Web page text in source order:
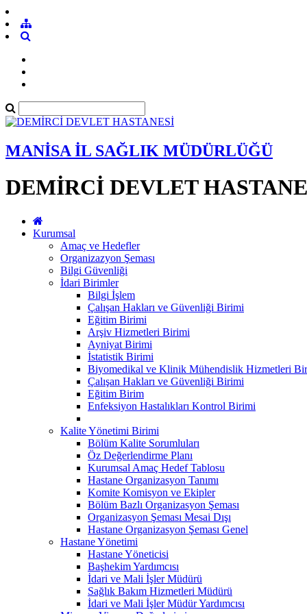
MANİSA İL SAĞLIK MÜDÜRLÜĞÜ
DEMİRCİ DEVLET
Kurumsal
Amaç ve Hedefler
Organizazyon Şeması
Bilgi Güvenliği
İdari Birimler
Bilgi İşlem
Çalışan Hakları ve Güvenliği Birimi
Eğitim Birimi
Arşiv Hizmetleri Birimi
Ayniyat Birimi
İstatistik Birimi
Biyomedikal ve Klinik Mühendislik Hizmetleri
Çalışan Hakları ve Güvenliği Birimi
Eğitim Birim
Enfeksiyon Hastalıkları Kontrol Birimi
Kalite Yönetimi Birimi
Bölüm Kalite Sorumluları
Öz Değerlendirme Planı
Kurumsal Amaç Hedef Tablosu
Hastane Organizasyon Tanımı
Komite Komisyon ve Ekipler
Bölüm Bazlı Organizasyon Şeması
Organizasyon Şeması Mesai Dışı
Hastane Organizasyon Şeması Genel
Hastane Yönetimi
Hastane Yöneticisi
Başhekim Yardımcısı
İdari ve Mali İşler Müdürü
Sağlık Bakım Hizmetleri Müdürü
İdari ve Mali İşler Müdür Yardımcısı